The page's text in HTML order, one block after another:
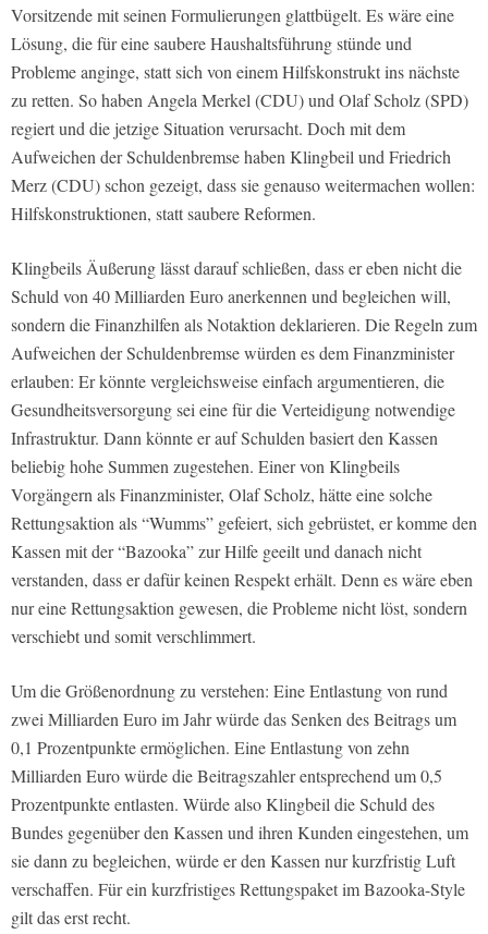
Vorsitzende mit seinen Formulierungen glattbügelt. Es wäre eine
Lösung, die für eine saubere Haushaltsführung stünde und
Probleme anginge, statt sich von einem Hilfskonstrukt ins nächste
zu retten. So haben Angela Merkel (CDU) und Olaf Scholz (SPD)
regiert und die jetzige Situation verursacht. Doch mit dem
Aufweichen der Schuldenbremse haben Klingbeil und Friedrich
Merz (CDU) schon gezeigt, dass sie genauso weitermachen wollen:
Hilfskonstruktionen, statt saubere Reformen.
Klingbeils Äußerung lässt darauf schließen, dass er eben nicht die
Schuld von 40 Milliarden Euro anerkennen und begleichen will,
sondern die Finanzhilfen als Notaktion deklarieren. Die Regeln zum
Aufweichen der Schuldenbremse würden es dem Finanzminister
erlauben: Er könnte vergleichsweise einfach argumentieren, die
Gesundheitsversorgung sei eine für die Verteidigung notwendige
Infrastruktur. Dann könnte er auf Schulden basiert den Kassen
beliebig hohe Summen zugestehen. Einer von Klingbeils
Vorgängern als Finanzminister, Olaf Scholz, hätte eine solche
Rettungsaktion als “Wumms” gefeiert, sich gebrüstet, er komme den
Kassen mit der “Bazooka” zur Hilfe geeilt und danach nicht
verstanden, dass er dafür keinen Respekt erhält. Denn es wäre eben
nur eine Rettungsaktion gewesen, die Probleme nicht löst, sondern
verschiebt und somit verschlimmert.
Um die Größenordnung zu verstehen: Eine Entlastung von rund
zwei Milliarden Euro im Jahr würde das Senken des Beitrags um
0,1 Prozentpunkte ermöglichen. Eine Entlastung von zehn
Milliarden Euro würde die Beitragszahler entsprechend um 0,5
Prozentpunkte entlasten. Würde also Klingbeil die Schuld des
Bundes gegenüber den Kassen und ihren Kunden eingestehen, um
sie dann zu begleichen, würde er den Kassen nur kurzfristig Luft
verschaffen. Für ein kurzfristiges Rettungspaket im Bazooka-Style
gilt das erst recht.